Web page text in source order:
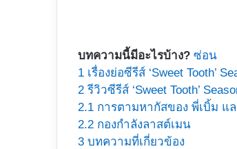
บทความนี้มีอะไรบ้าง? ซ่อน
1 เรื่องย่อซีรีส์ ‘Sweet Tooth’
2 รีวิวซีรีส์ ‘Sweet Tooth’
2.1 การตามหากัสของ พี่เบิ้ม แ
2.2 กองกำลังลาสต์เมน
3 บทความที่เกี่ยวข้อง